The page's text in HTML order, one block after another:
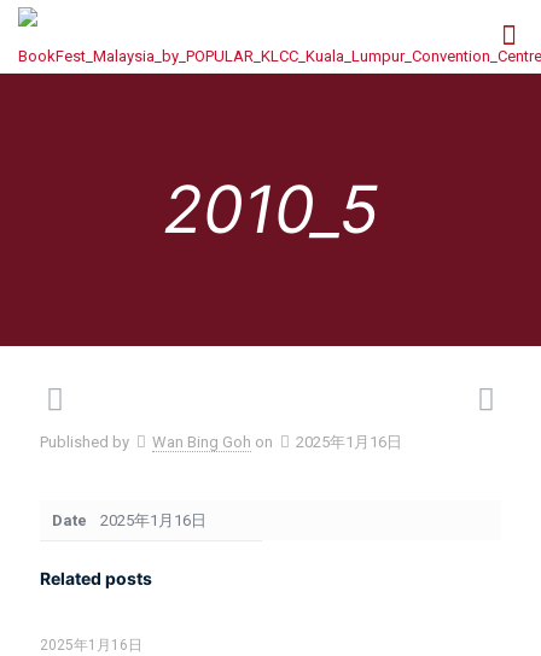
2010_5
Published by Wan Bing Goh on 2025年1月16日
Date 2025年1月16日
Related posts
2025年1月16日